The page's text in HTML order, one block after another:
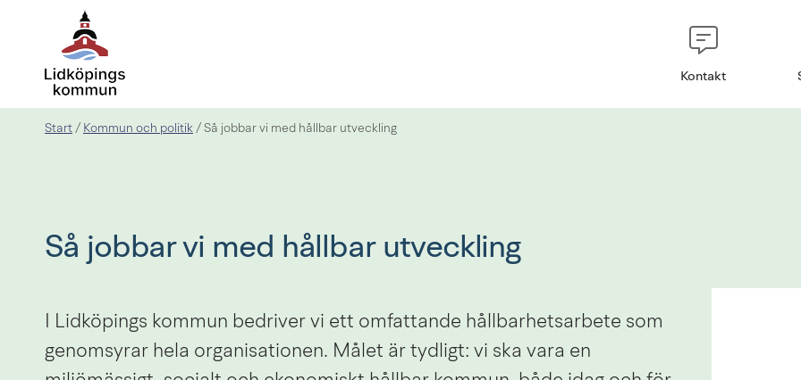
Kontakt
Start / Kommun och politik / Så jobbar vi med hållbar utveckling
Så jobbar vi med hållbar utveckling
I Lidköpings kommun bedriver vi ett omfattande hållbarhetsarbete som
genomsyrar hela organisationen. Målet är tydligt: vi ska vara en